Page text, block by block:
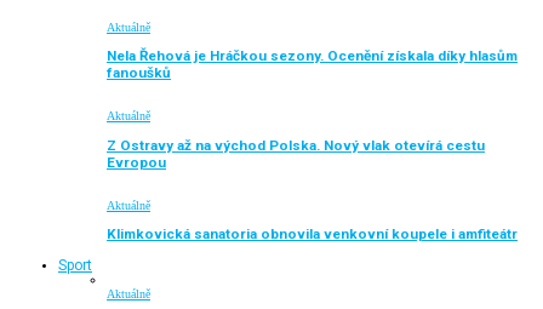
Aktuálně
Nela Řehová je Hráčkou sezony. Ocenění získala díky hlasům
fanoušků
Aktuálně
Z Ostravy až na východ Polska. Nový vlak otevírá cestu
Evropou
Aktuálně
Klimkovická sanatoria obnovila venkovní koupele i amfiteátr
Sport
Aktuálně